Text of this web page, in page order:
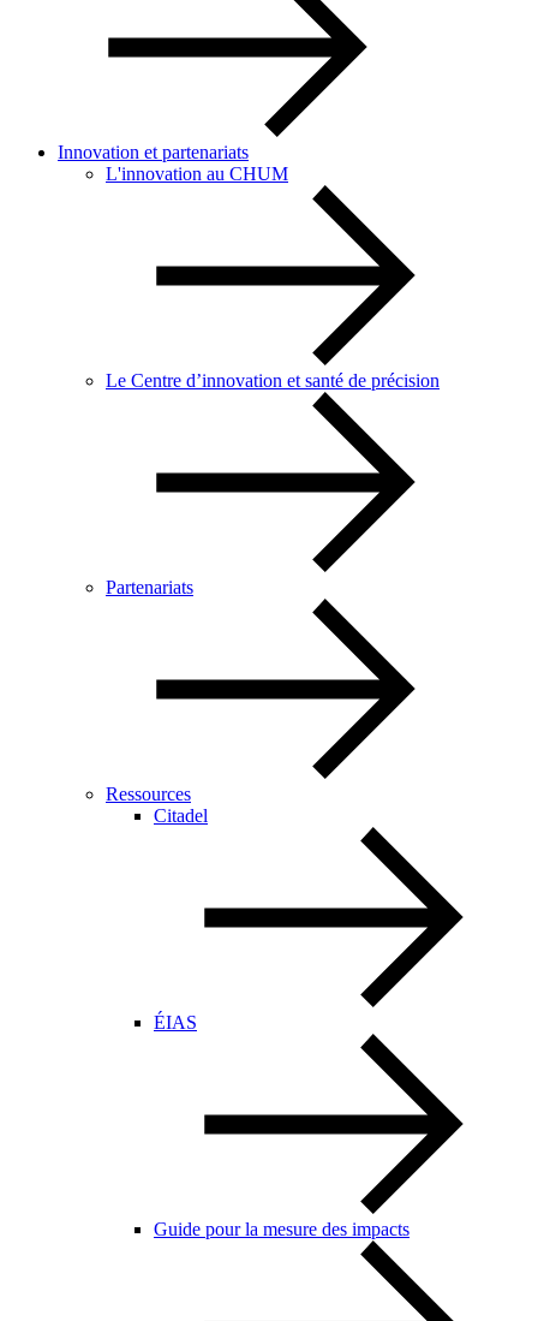
Innovation et partenariats
L'innovation au CHUM
Le Centre d’innovation et santé de précision
Partenariats
Ressources
Citadel
ÉIAS
Guide pour la mesure des impacts